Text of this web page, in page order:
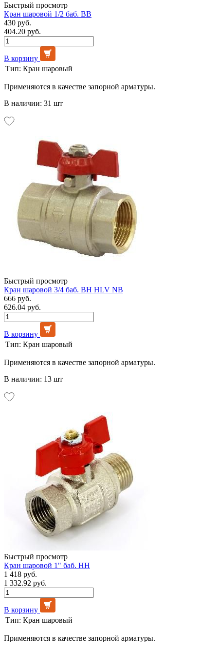
Быстрый просмотр
Кран шаровой 1/2 баб. ВВ
430 руб.
404.20 руб.
В корзину
Тип: Кран шаровый
Применяются в качестве запорной арматуры.
В наличии: 31 шт
Быстрый просмотр
Кран шаровой 3/4 баб. ВН HLV NB
666 руб.
626.04 руб.
В корзину
Тип: Кран шаровый
Применяются в качестве запорной арматуры.
В наличии: 13 шт
Быстрый просмотр
Кран шаровой 1" баб. НН
1 418 руб.
1 332.92 руб.
В корзину
Тип: Кран шаровый
Применяются в качестве запорной арматуры.